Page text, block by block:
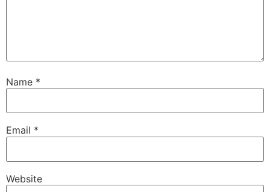
Name *
Email *
Website